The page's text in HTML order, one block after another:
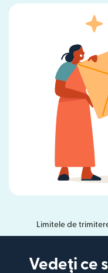
Limitele de
Vedeți ce